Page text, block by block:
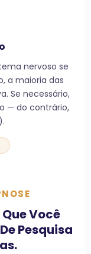
nervoso se
a maioria das
Se necessário,
— do contrário,
Você
Pesquisa